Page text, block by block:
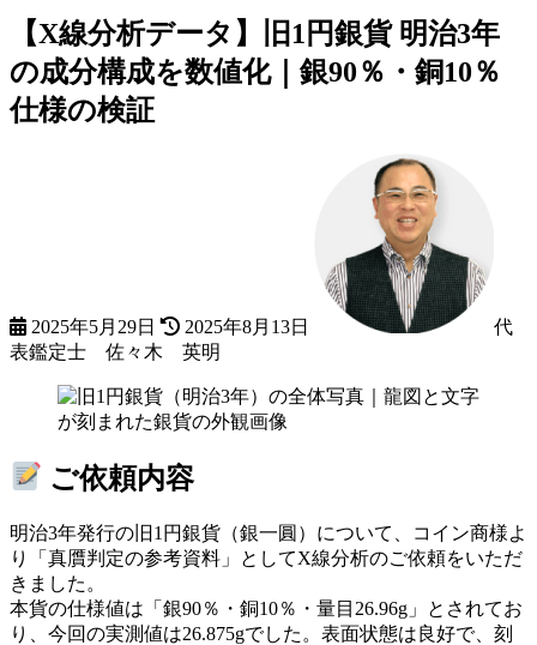
【X線分析データ】旧1円銀貨 明治3年
の成分構成を数値化｜銀90％・銅10％
仕様の検証
2025年5月29日 2025年8月13日
代
表鑑定士 佐々木 英明
ご依頼内容
明治3年発行の旧1円銀貨（銀一圓）について、コイン商様よ
り「真贋判定の参考資料」としてX線分析のご依頼をいただ
きました。
本貨の仕様値は「銀90％・銅10％・量目26.96g」とされてお
り、今回の実測値は26.875gでした。表面状態は良好で、刻